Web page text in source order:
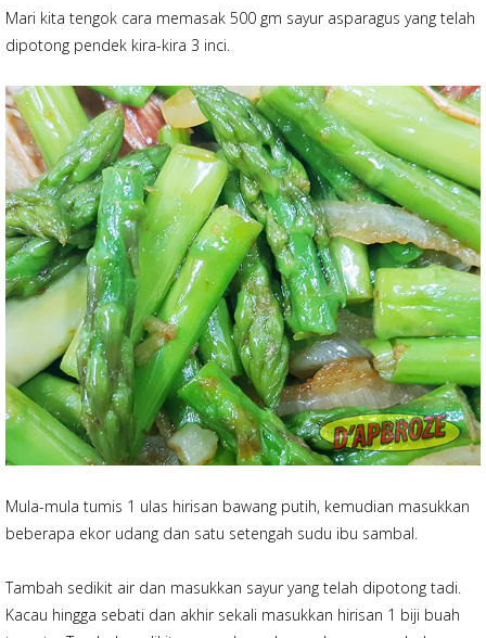
Mari kita tengok cara memasak 500 gm sayur asparagus yang telah
dipotong pendek kira-kira 3 inci.
Mula-mula tumis 1 ulas hirisan bawang putih, kemudian masukkan
beberapa ekor udang dan satu setengah sudu ibu sambal.
Tambah sedikit air dan masukkan sayur yang telah dipotong tadi.
Kacau hingga sebati dan akhir sekali masukkan hirisan 1 biji buah